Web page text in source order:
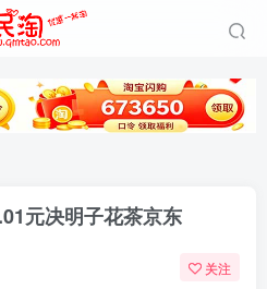
元决明子花茶京东
关注